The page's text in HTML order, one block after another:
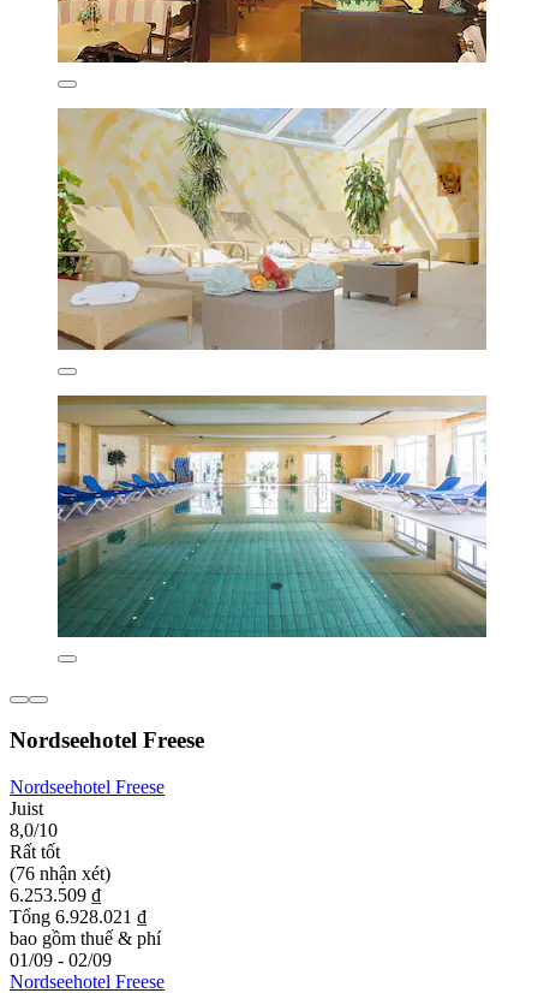
Nordseehotel Freese
Nordseehotel Freese
Juist
8,0/10
Rất tốt
(76 nhận xét)
6.253.509 ₫
Tổng 6.928.021 ₫
bao gồm thuế & phí
01/09 - 02/09
Nordseehotel Freese